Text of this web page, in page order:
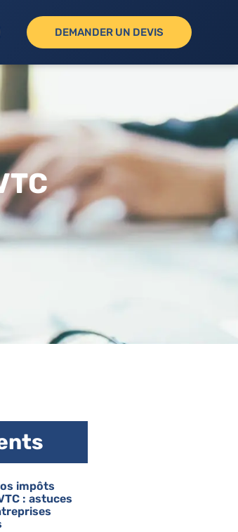
DEMANDER UN DEVIS
impôts
: astuces